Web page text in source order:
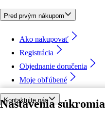
Nastavenia súkromia
Pred prvým nákupom
Ako nakupovať
Registrácia
Objednanie doručenia
Moje obľúbené
Kontaktujte nás